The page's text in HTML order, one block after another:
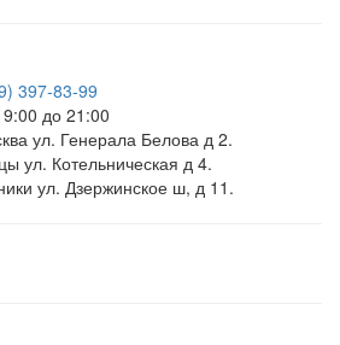
397-83-99
до 21:00
ул. Генерала Белова д 2.
ул. Котельническая д 4.
ул. Дзержинское ш, д 11.